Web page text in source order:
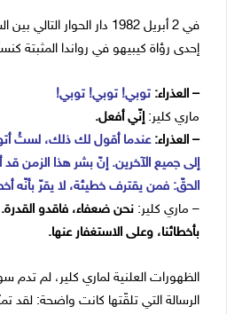
في 2 أبريل 1982 دار الحوار
إحدى رؤاة كيبيهو في رواندا المثبتة
– العذراء: توبي! توبي! توبي!
ماري كلير: إنّي أفعل.
– العذراء: عندما أقول لك ذلك، لستُ
إلى جميع الآخرين. إنّ بشر هذا الزمن
الحقّ: فمن يقترف خطيئة، لا يقرّ بأنّه
– ماري كلير: نحن ضعفاء، فاقدو القدرة.
بأخطائنا، وعلى الاستغفار عنها.
الظهورات العلنية لماري كلير، لم
الرسالة التي تلقّتها كانت واضحة: لقد